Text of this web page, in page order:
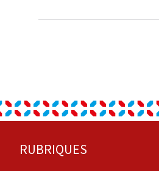
Pied
RUBRIQUES